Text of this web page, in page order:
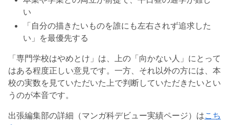
い
「自分の描きたいものを誰にも左右されず追求した
い」を最優先する
「専門学校はやめとけ」は、上の「向かない人」にとって
はある程度正しい意見です。一方、それ以外の方には、本
校の実数を見ていただいた上で判断していただきたいとい
うのが本音です。
出張編集部の詳細（マンガ科デビュー実績ページ）はこち